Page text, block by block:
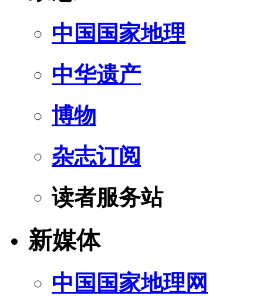
中国国家地理
中华遗产
博物
杂志订阅
读者服务站
新媒体
中国国家地理网